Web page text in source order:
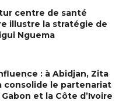
centre de santé
illustre la stratégie de
Nguema
: à Abidjan, Zita
consolide le partenariat
et la Côte d’Ivoire